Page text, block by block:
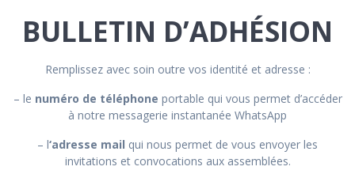
BULLETIN D’ADHÉSION
Remplissez avec soin outre vos identité et adresse :
– le numéro de téléphone portable qui vous permet d’accéder
à notre messagerie instantanée WhatsApp
– l‘adresse mail qui nous permet de vous envoyer les
invitations et convocations aux assemblées.